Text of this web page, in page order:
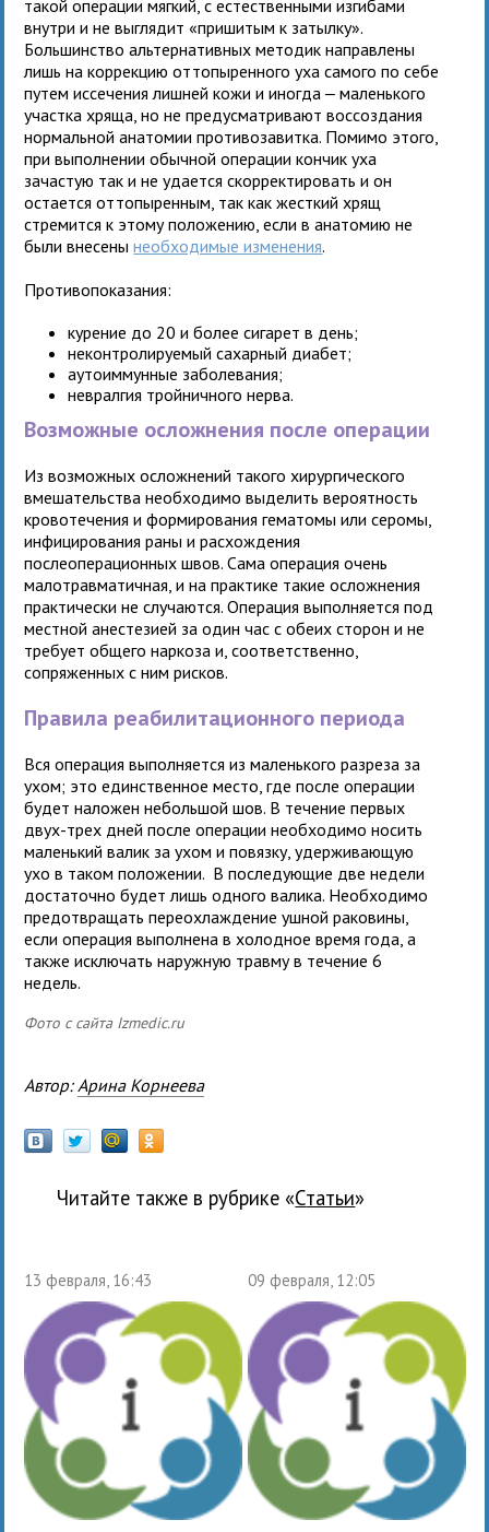
такой операции мягкий, с естественными изгибами
внутри и не выглядит «пришитым к затылку».
Большинство альтернативных методик направлены
лишь на коррекцию оттопыренного уха самого по себе
путем иссечения лишней кожи и иногда ‒ маленького
участка хряща, но не предусматривают воссоздания
нормальной анатомии противозавитка. Помимо этого,
при выполнении обычной операции кончик уха
зачастую так и не удается скорректировать и он
остается оттопыренным, так как жесткий хрящ
стремится к этому положению, если в анатомию не
были внесенынеобходимые изменения.
Противопоказания:
курение до 20 и более сигарет в день;
неконтролируемый сахарный диабет;
аутоиммунные заболевания;
невралгия тройничного нерва.
Возможные осложнения после операции
Из возможных осложнений такого хирургического
вмешательства необходимо выделить вероятность
кровотечения и формирования гематомы или серомы,
инфицирования раны и расхождения
послеоперационных швов. Сама операция очень
малотравматичная, и на практике такие осложнения
практически не случаются. Операция выполняется под
местной анестезией за один час с обеих сторон и не
требует общего наркоза и, соответственно,
сопряженных с ним рисков.
Правила реабилитационного периода
Вся операция выполняется из маленького разреза за
ухом; это единственное место, где после операции
будет наложен небольшой шов. В течение первых
двух-трех дней после операции необходимо носить
маленький валик за ухом и повязку, удерживающую
ухо в таком положении. В последующие две недели
достаточно будет лишь одного валика. Необходимо
предотвращать переохлаждение ушной раковины,
если операция выполнена в холодное время года, а
также исключать наружную травму в течение 6
недель.
Фото с сайта Izmedic.ru
Автор: Арина Корнеева
Читайте также в рубрике « Статьи»
13 февраля, 16:43 09 февраля, 12:05